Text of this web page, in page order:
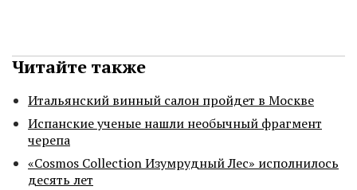
Читайте также
Итальянский винный салон пройдет в Москве
Испанские ученые нашли необычный фрагмент
черепа
«Cosmos Collection Изумрудный Лес» исполнилось
десять лет